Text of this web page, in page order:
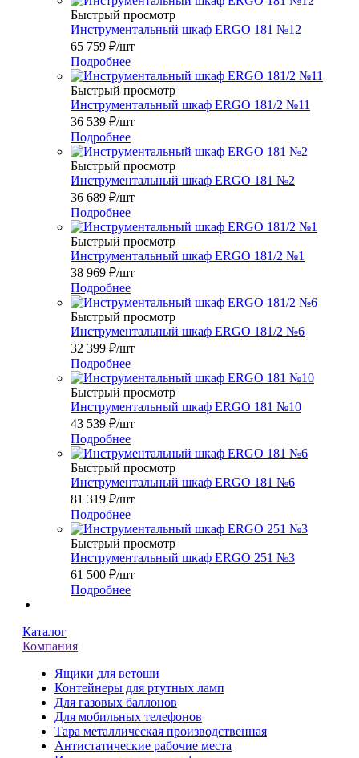
Быстрый просмотр
Инструментальный шкаф ERGO 181 №12
65 759 ₽/шт
Подробнее
Быстрый просмотр
Инструментальный шкаф ERGO 181/2 №11
36 539 ₽/шт
Подробнее
Быстрый просмотр
Инструментальный шкаф ERGO 181 №2
36 689 ₽/шт
Подробнее
Быстрый просмотр
Инструментальный шкаф ERGO 181/2 №1
38 969 ₽/шт
Подробнее
Быстрый просмотр
Инструментальный шкаф ERGO 181/2 №6
32 399 ₽/шт
Подробнее
Быстрый просмотр
Инструментальный шкаф ERGO 181 №10
43 539 ₽/шт
Подробнее
Быстрый просмотр
Инструментальный шкаф ERGO 181 №6
81 319 ₽/шт
Подробнее
Быстрый просмотр
Инструментальный шкаф ERGO 251 №3
61 500 ₽/шт
Подробнее
Каталог
Компания
Ящики для ветоши
Контейнеры для ртутных ламп
Для газовых баллонов
Для мобильных телефонов
Тара металлическая производственная
Антистатические рабочие места